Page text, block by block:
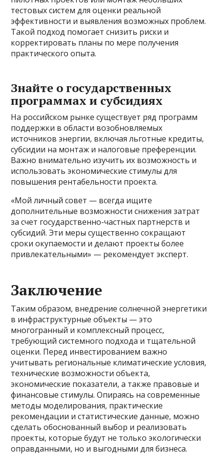
тестовых систем для оценки реальной
эффективности и выявления возможных проблем.
Такой подход помогает снизить риски и
корректировать планы по мере получения
практического опыта.
Знайте о государственных
программах и субсидиях
На российском рынке существует ряд программ
поддержки в области возобновляемых
источников энергии, включая льготные кредиты,
субсидии на монтаж и налоговые преференции.
Важно внимательно изучить их возможность и
использовать экономические стимулы для
повышения рентабельности проекта.
«Мой личный совет — всегда ищите
дополнительные возможности снижения затрат
за счет государственно-частных партнерств и
субсидий. Эти меры существенно сокращают
сроки окупаемости и делают проекты более
привлекательными» — рекомендует эксперт.
Заключение
Таким образом, внедрение солнечной энергетики
в инфраструктурные объекты — это
многогранный и комплексный процесс,
требующий системного подхода и тщательной
оценки. Перед инвестированием важно
учитывать региональные климатические условия,
технические возможности объекта,
экономические показатели, а также правовые и
финансовые стимулы. Опираясь на современные
методы моделирования, практические
рекомендации и статистические данные, можно
сделать обоснованный выбор и реализовать
проекты, которые будут не только экологически
оправданными, но и выгодными для бизнеса.